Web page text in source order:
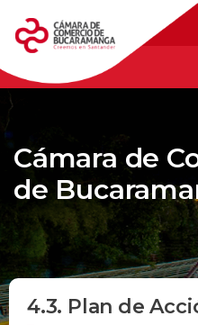
Cámara de
de
4.3. Plan de